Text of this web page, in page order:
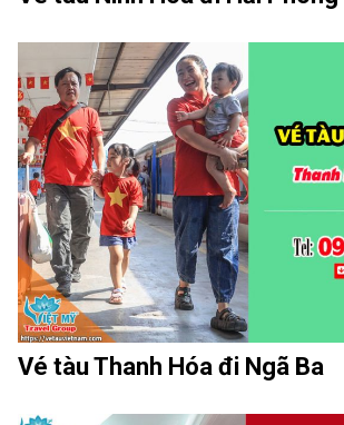
Vé tàu Thanh Hóa đi Ngã Ba